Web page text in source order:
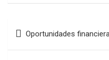
de
Oportunidades